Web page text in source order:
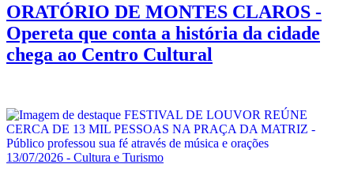
ORATÓRIO DE MONTES CLAROS -
Opereta que conta a história da cidade
chega ao Centro Cultural
13/07/2026 - Cultura e Turismo